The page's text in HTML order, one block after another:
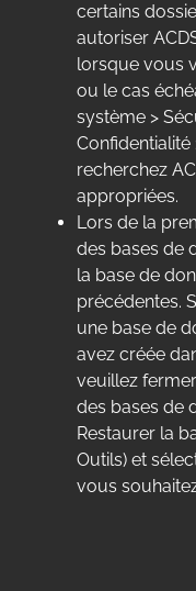
certains
autoriser
lorsque vous
ou le cas
système >
Confidentialité
recherchez
appropriées.
Lors de la
des bases de
la base de
précédentes.
une base de
avez créée
veuillez
des bases de
Restaurer la
Outils) et
vous